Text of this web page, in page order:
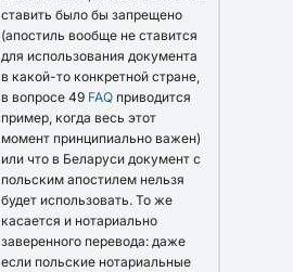
ставить было бы запрещено
(апостиль вообще не ставится
для использования документа
в какой-то конкретной стране,
в вопросе 49 FAQ приводится
пример, когда весь этот
момент принципиально важен)
или что в Беларуси документ с
польским апостилем нельзя
будет использовать. То же
касается и нотариально
заверенного перевода: даже
если польские нотариальные